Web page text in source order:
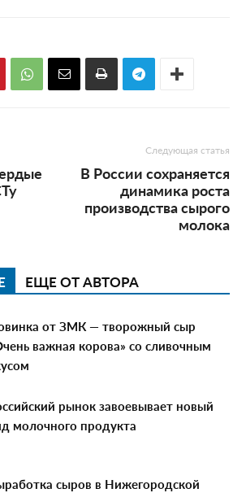
Следующая статья
В России сохраняется
динамика роста
производства сырого
молока
ЕЩЕ ОТ АВТОРА
от ЗМК — творожный сыр
важная корова» со сливочным
рынок завоевывает новый
молочного продукта
сыров в Нижегородской